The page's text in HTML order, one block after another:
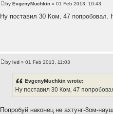
byEvgenyMuchkin » 01 Feb 2013, 10:43
Ну поставил 30 Ком, 47 попробовал.
bylvd » 01 Feb 2013, 11:03
EvgenyMuchkin wrote:
Ну поставил 30 Ком, 47
Попробуй наконец не ахтунг-8ом-